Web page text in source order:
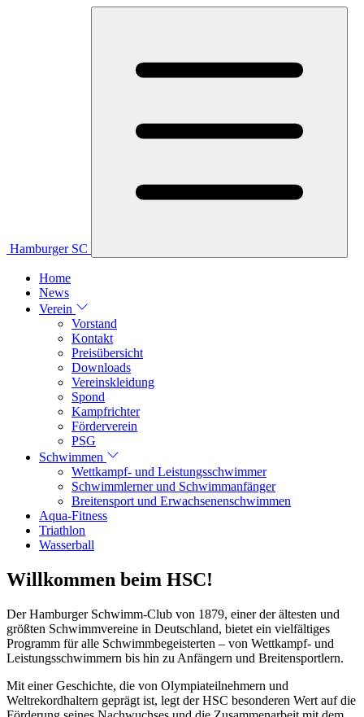
Hamburger SC
Home
News
Verein
Vorstand
Kontakt
Preisübersicht
Downloads
Vereinskleidung
Spond
Kampfrichter
Förderverein
PSG
Schwimmen
Wettkampf- und Leistungsschwimmer
Schwimmlerner und Schwimmanfänger
Breitensport und Erwachsenenschwimmen
Aqua-Fitness
Triathlon
Wasserball
Willkommen beim HSC!
Der Hamburger Schwimm-Club von 1879, einer der ältesten und
größten Schwimmvereine in Deutschland, bietet ein vielfältiges
Programm für alle Schwimmbegeisterten – von Wettkampf- und
Leistungsschwimmern bis hin zu Anfängern und Breitensportlern.
Mit einer Geschichte, die von Olympiateilnehmern und
Weltrekordhaltern geprägt ist, legt der HSC besonderen Wert auf die